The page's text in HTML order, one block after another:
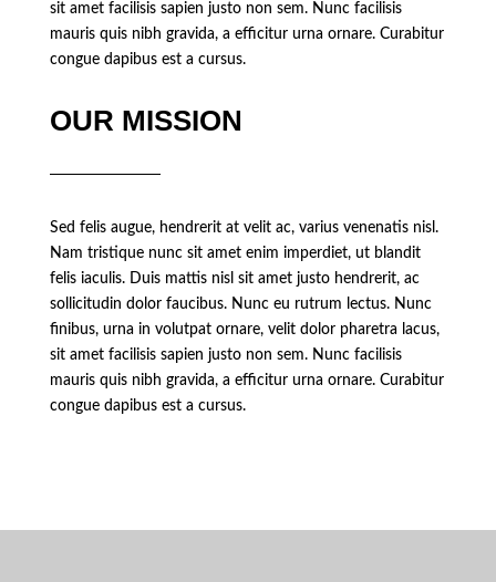
sit amet facilisis sapien justo non sem. Nunc facilisis
mauris quis nibh gravida, a efficitur urna ornare. Curabitur
congue dapibus est a cursus.
OUR MISSION
Sed felis augue, hendrerit at velit ac, varius venenatis nisl.
Nam tristique nunc sit amet enim imperdiet, ut blandit
felis iaculis. Duis mattis nisl sit amet justo hendrerit, ac
sollicitudin dolor faucibus. Nunc eu rutrum lectus. Nunc
finibus, urna in volutpat ornare, velit dolor pharetra lacus,
sit amet facilisis sapien justo non sem. Nunc facilisis
mauris quis nibh gravida, a efficitur urna ornare. Curabitur
congue dapibus est a cursus.